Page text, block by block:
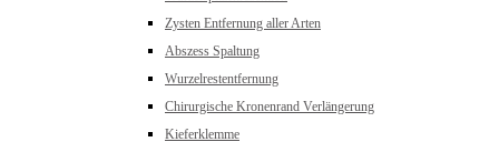
Zysten Entfernung aller Arten
Abszess Spaltung
Wurzelrestentfernung
Chirurgische Kronenrand Verlängerung
Kieferklemme